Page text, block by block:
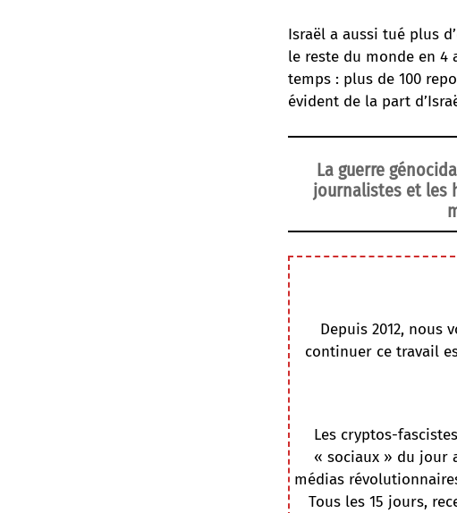
Israël a aussi tué plus
le reste du monde en 4
temps : plus de 100
évident de la part
La guerre
journalistes et les
Depuis 2012,
continuer ce travail
Les cryptos-
« sociaux » du jour
médias
Tous les 15 jours,